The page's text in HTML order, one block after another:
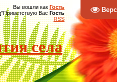
Вы вошли как Гость
"Приветствую Вас Гость
RSS
села